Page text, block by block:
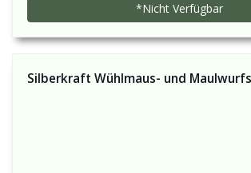
*Nicht Verfügbar
Silberkraft Wühlmaus- und